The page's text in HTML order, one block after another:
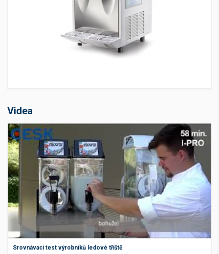
Videa
Srovnávací test výrobníků ledové tříště